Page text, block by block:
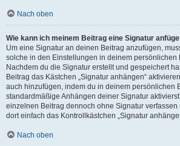
Nach oben
Wie kann ich meinem Beitrag eine Signatur
Um eine Signatur an deinen Beitrag anzufügen,
solche in den Einstellungen in deinem persönlichen
Nachdem du die Signatur erstellt und gespeichert
Beitrag das Kästchen „Signatur anhängen“
auch hinzufügen, indem du in deinem persönlichen
standardmäßige Anhängen deiner Signatur
einzelnen Beitrag dennoch ohne Signatur verfassen
dort einfach das Kontrollkästchen „Signatur
Nach oben